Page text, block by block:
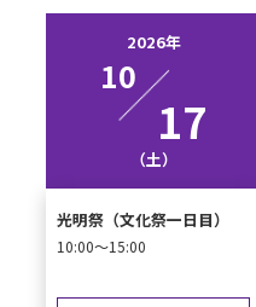
2026年
10
17
（土）
光明祭（文化祭一日目）
10:00～15:00